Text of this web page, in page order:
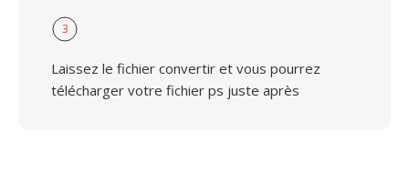
3
Laissez le fichier convertir et vous pourrez
télécharger votre fichier ps juste après